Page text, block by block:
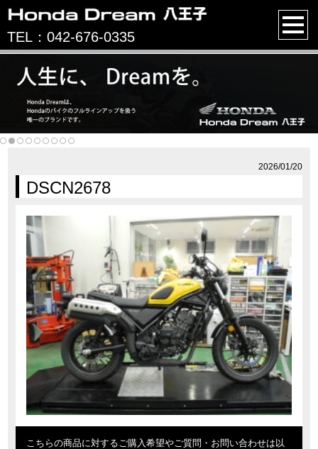
TEL：042-676-0335
2026/01/20
DSCN2678
こちらの商品に対するご購入希望やご質問・お問い合わせは以